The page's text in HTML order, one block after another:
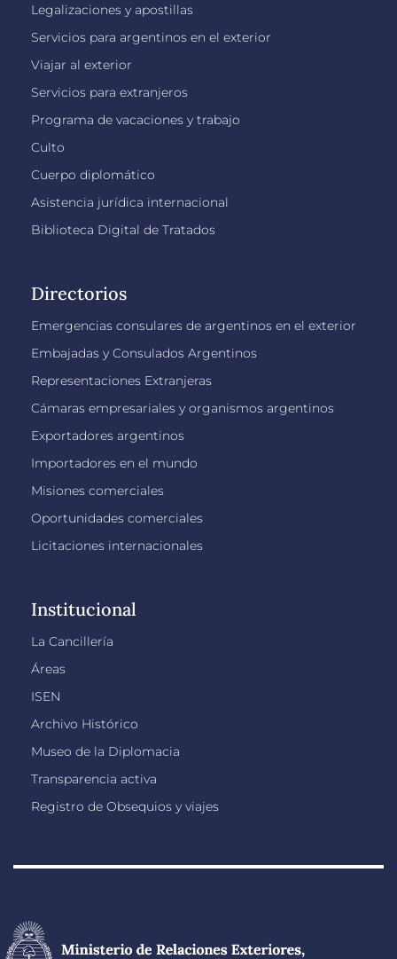
Legalizaciones y apostillas
Servicios para argentinos en el exterior
Viajar al exterior
Servicios para extranjeros
Programa de vacaciones y trabajo
Culto
Cuerpo diplomático
Asistencia jurídica internacional
Biblioteca Digital de Tratados
Directorios
Emergencias consulares de argentinos en el exterior
Embajadas y Consulados Argentinos
Representaciones Extranjeras
Cámaras empresariales y organismos argentinos
Exportadores argentinos
Importadores en el mundo
Misiones comerciales
Oportunidades comerciales
Licitaciones internacionales
Institucional
La Cancillería
Áreas
ISEN
Archivo Histórico
Museo de la Diplomacia
Transparencia activa
Registro de Obsequios y viajes